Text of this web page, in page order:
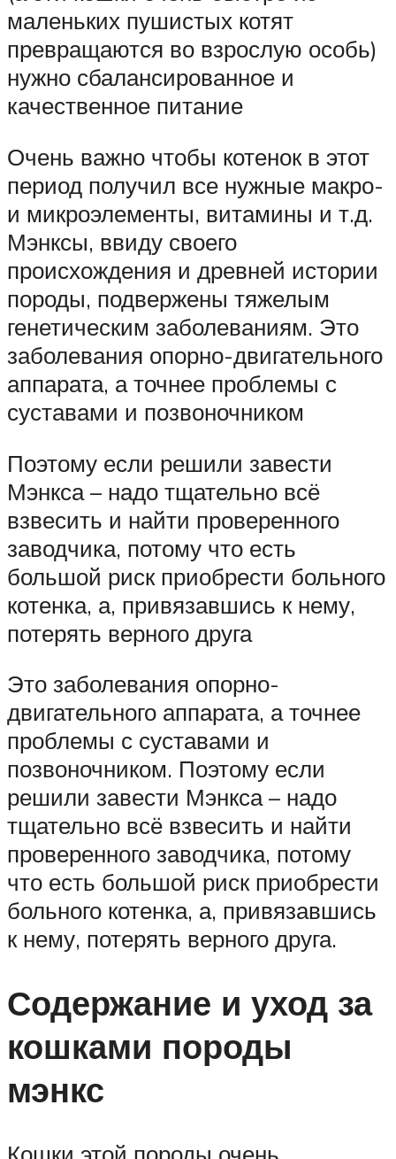
маленьких пушистых котят
превращаются во взрослую особь)
нужно сбалансированное и
качественное питание
Очень важно чтобы котенок в этот
период получил все нужные макро-
и микроэлементы, витамины и т.д.
Мэнксы, ввиду своего
происхождения и древней истории
породы, подвержены тяжелым
генетическим заболеваниям. Это
заболевания опорно-двигательного
аппарата, а точнее проблемы с
суставами и позвоночником
Поэтому если решили завести
Мэнкса – надо тщательно всё
взвесить и найти проверенного
заводчика, потому что есть
большой риск приобрести больного
котенка, а, привязавшись к нему,
потерять верного друга
Это заболевания опорно-
двигательного аппарата, а точнее
проблемы с суставами и
позвоночником. Поэтому если
решили завести Мэнкса – надо
тщательно всё взвесить и найти
проверенного заводчика, потому
что есть большой риск приобрести
больного котенка, а, привязавшись
к нему, потерять верного друга.
Содержание и уход за
кошками породы
мэнкс